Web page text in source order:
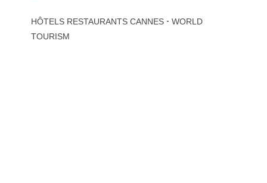
HÔTELS RESTAURANTS CANNES- WORLD
TOURISM